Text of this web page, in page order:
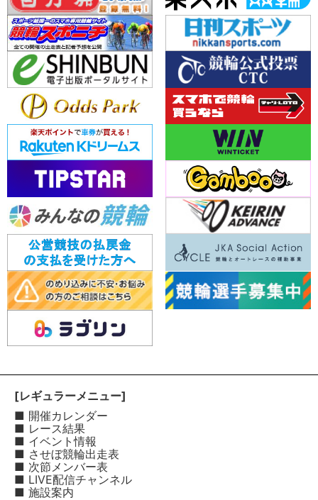
[レギュラーメニュー]
■ 開催カレンダー
■ レース結果
■ イベント情報
■ させぼ競輪出走表
■ 次節メンバー表
■ LIVE配信チャンネル
■ 施設案内